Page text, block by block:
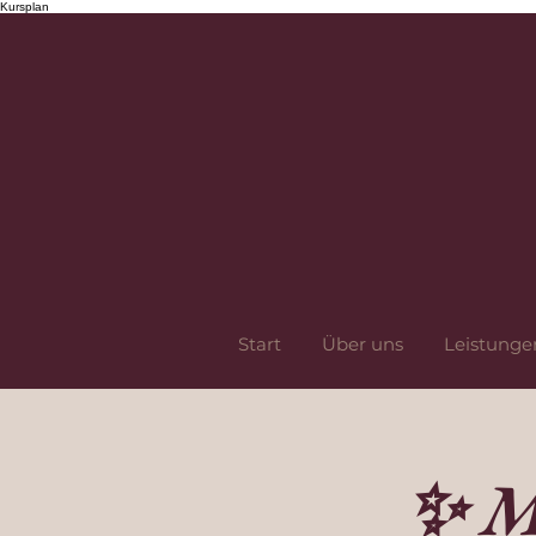
Kursplan
Start Über uns
✨